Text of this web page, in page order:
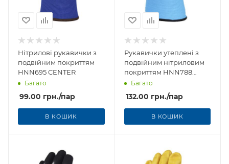
Нітрилові рукавички з
подвійним покриттям
HNN695 CENTER
Багато
99.00 грн./пар
В КОШИК
Рукавички утеплені з
подвійним нітриловим
покриттям HNN788
CENTER
Багато
132.00 грн./пар
В КОШИК